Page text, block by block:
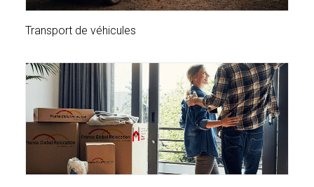
Transport de véhicules